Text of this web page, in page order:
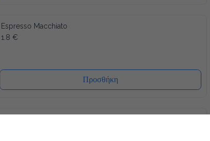
Espresso Macchiato
1.8 €
Προσθήκη
Φραπέ